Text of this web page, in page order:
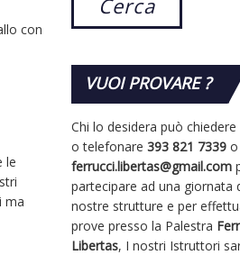
con
le
ma
VUOIPROVARE ?
Chi lo desidera può
o telefonare393 821 7339 o
ferrucci.libertas@gmail.com
partecipare ad una giornata
nostre strutture e per
prove presso la Palestra
Libertas, I nostri Istruttori